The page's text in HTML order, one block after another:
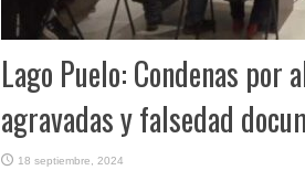
Lago Puelo: Condenas
agravadas y falsedad
18 septiembre, 2024